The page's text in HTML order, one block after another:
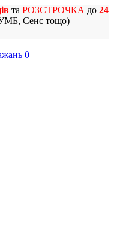
та РОЗСТРОЧКА до 24
Сенс тощо)
0